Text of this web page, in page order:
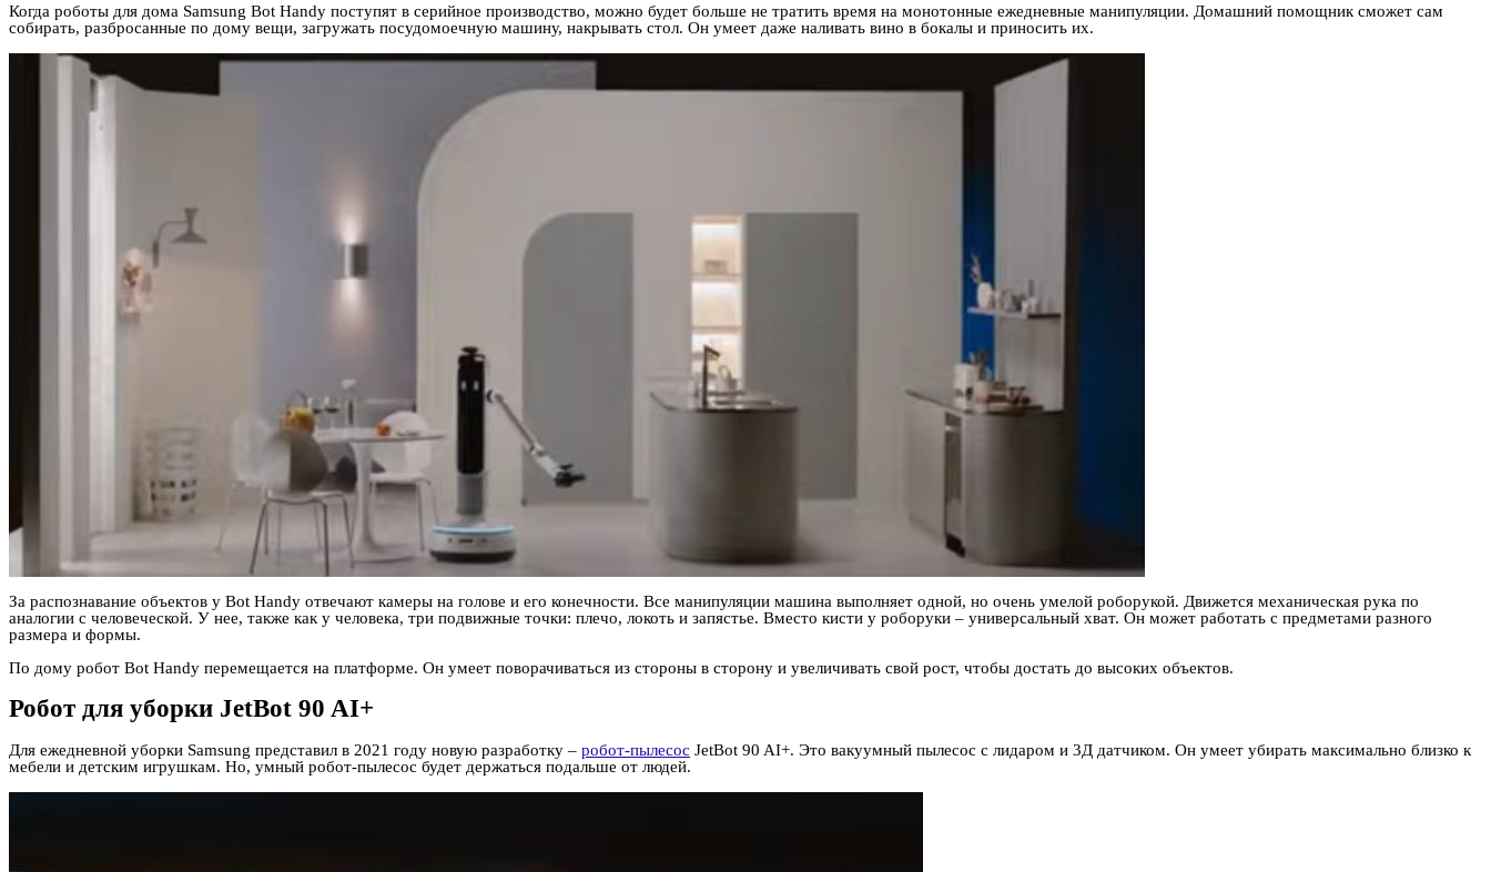
Когда роботы для дома Samsung Bot Handy поступят в серийное производство, можно будет больше не тратить время на монотонные ежедневные манипуляции. Домашний помощник сможет сам
собирать, разбросанные по дому вещи, загружать посудомоечную машину, накрывать стол. Он умеет даже наливать вино в бокалы и приносить их.
За распознавание объектов у Bot Handy отвечают камеры на голове и его конечности. Все манипуляции машина выполняет одной, но очень умелой роборукой. Движется механическая рука по
аналогии с человеческой. У нее, также как у человека, три подвижные точки: плечо, локоть и запястье. Вместо кисти у роборуки – универсальный хват. Он может работать с предметами разного
размера и формы.
По дому робот Bot Handy перемещается на платформе. Он умеет поворачиваться из стороны в сторону и увеличивать свой рост, чтобы достать до высоких объектов.
Робот для уборки JetBot 90 AI+
Для ежедневной уборки Samsung представил в 2021 году новую разработку – робот-пылесос JetBot 90 AI+. Это вакуумный пылесос с лидаром и 3Д датчиком. Он умеет убирать максимально близко к
мебели и детским игрушкам. Но, умный робот-пылесос будет держаться подальше от людей.